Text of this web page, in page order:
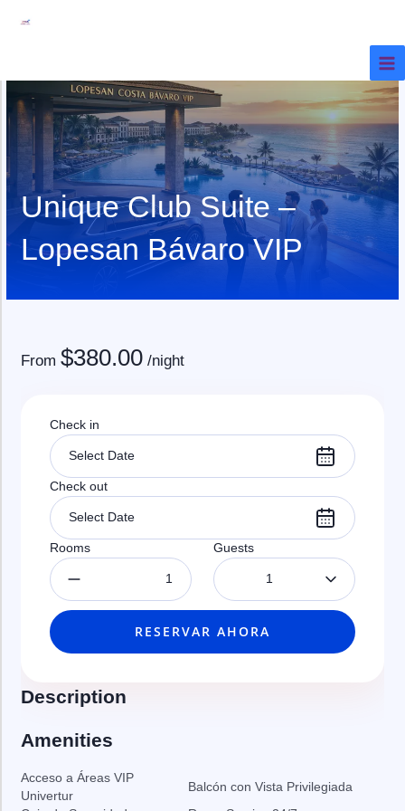
Unique Club Suite –
Lopesan Bávaro VIP
From$380.00 /night
Check in
Check out
Rooms Guests
1
RESERVAR AHORA
Description
Amenities
Acceso a Áreas VIP
Univertur
Balcón con Vista Privilegiada